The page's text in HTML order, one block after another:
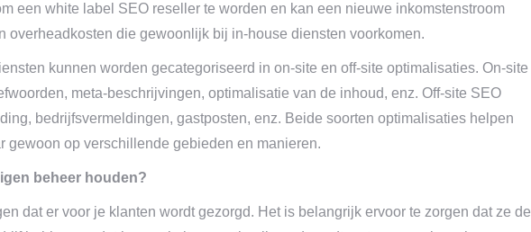
een white label SEO reseller te worden en kan een nieuwe inkomstenstroom
overheadkosten die gewoonlijk bij in-house diensten voorkomen.
kunnen worden gecategoriseerd in on-site en off-site optimalisaties. On-site
meta-beschrijvingen, optimalisatie van de inhoud, enz. Off-site SEO
bedrijfsvermeldingen, gastposten, enz. Beide soorten optimalisaties helpen
gewoon op verschillende gebieden en manieren.
beheer houden?
dat er voor je klanten wordt gezorgd. Het is belangrijk ervoor te zorgen dat ze de